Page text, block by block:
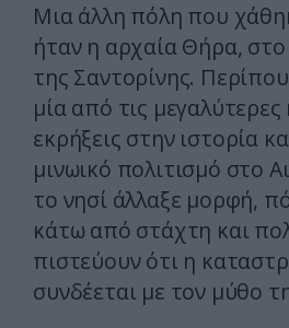
Μια άλλη πόλη που
ήταν η αρχαία Θήρα, στο
της Σαντορίνης.
μία από τις μεγαλύτερες
εκρήξεις στην ιστορία
μινωικό πολιτισμό στο
το νησί άλλαξε μορφή,
κάτω από στάχτη και
πιστεύουν ότι η
συνδέεται με τον μύθο